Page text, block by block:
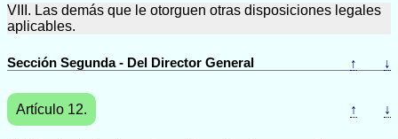
VIII. Las demás que le otorguen otras disposiciones legales
aplicables.
Sección Segunda - Del Director General ↑ ↓
Artículo 12. ↑ ↓